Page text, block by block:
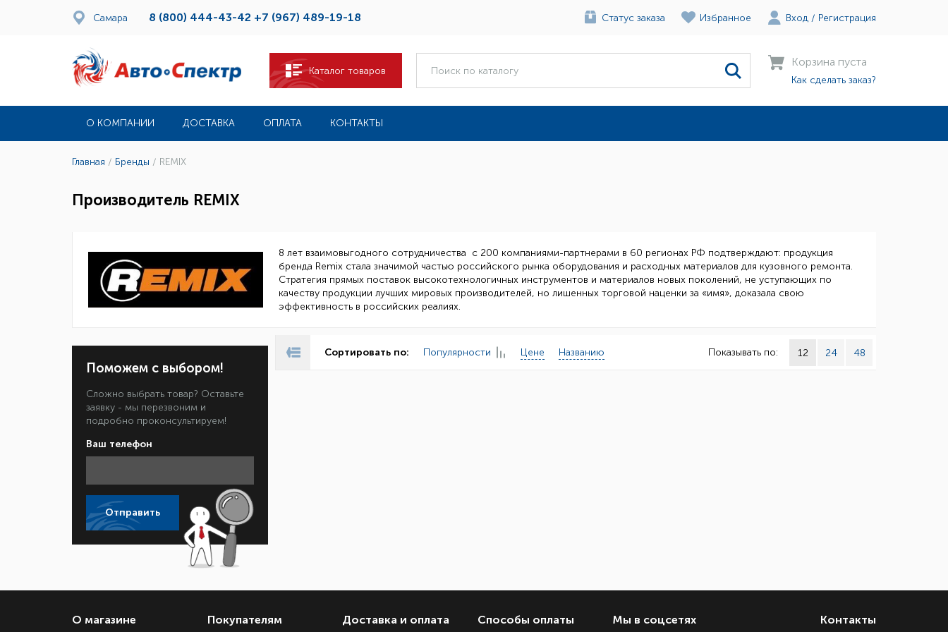
Самара 8 (800) 444-43-42 +7 (967) 489-19-18 Статус заказа Избранное Вход / Регистрация
Каталог товаров
Корзина пуста
Как сделать заказ?
О КОМПАНИИ ДОСТАВКА ОПЛАТА КОНТАКТЫ
Главная / Бренды / REMIX
Производитель REMIX
8 лет взаимовыгодного сотрудничества с 200 компаниями-партнерами в 60 регионах РФ подтверждают: продукция
бренда Remix стала значимой частью российского рынка оборудования и расходных материалов для кузовного ремонта.
Стратегия прямых поставок высокотехнологичных инструментов и материалов новых поколений, не уступающих по
качеству продукции лучших мировых производителей, но лишенных торговой наценки за «имя», доказала свою
эффективность в российских реалиях.
Поможем с выбором!
Сложно выбрать товар? Оставьте
заявку - мы перезвоним и
подробно проконсультируем!
Ваш телефон
Отправить
Сортировать по: Популярности Цене Названию Показывать по: 12 24 48
О магазине Покупателям Доставка и оплата Способы оплаты Мы в соцсетях Контакты